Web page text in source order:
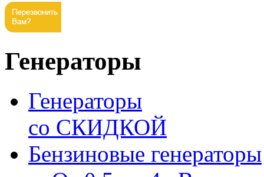
Генераторы
Генераторы
со СКИДКОЙ
Бензиновые генераторы